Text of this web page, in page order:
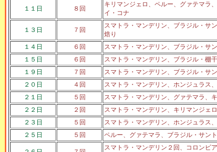
１１日 ８回
キリマンジェロ、ペルー、グァテマラ
イ・コナ
１３日 ７回
スマトラ・マンデリン、ブラジル・サ
焙り
１４日
６回
スマトラ・マンデリン、ブラジル・サ
１５日
６回
スマトラ・マンデリン、ブラジル・棚
１９日
７回
スマトラ・マンデリン、ブラジル・サ
２０日
４回
スマトラ・マンデリン、ホンジュラス
２１日
５回
スマトラ・マンデリン、グァテマラ、
２２日
２回
スマトラ・マンデリン、キリマンジェロ
２３日
５回
スマトラ・マンデリン、ホンジュラス
２５日
５回 ペルー、グァテマラ、ブラジル・サン
スマトラ・マンデリン２回、コロンビ